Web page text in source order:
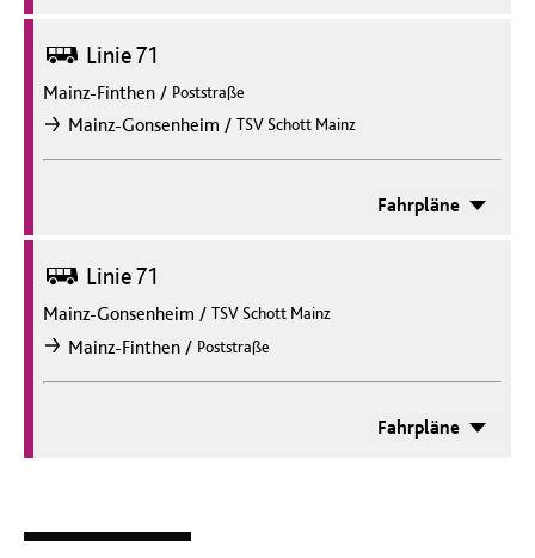
Bus Linie 71
Mainz-Finthen / Poststraße
nachMainz-Gonsenheim / TSV Schott Mainz
Fahrpläne
Bus Linie 71
Mainz-Gonsenheim / TSV Schott Mainz
nachMainz-Finthen / Poststraße
Fahrpläne